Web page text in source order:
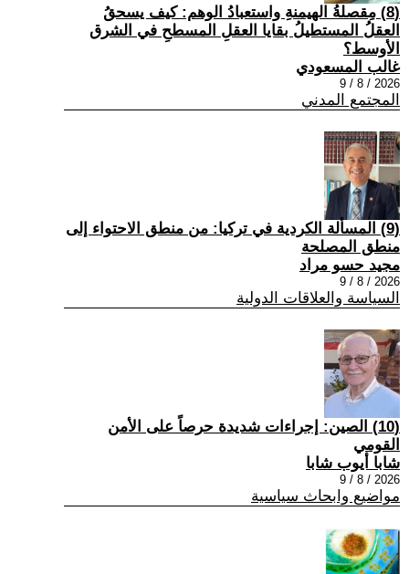
(8) مِقصلةُ الهيمنةِ واستعبادُ الوهم: كيف يسحقُ
العقلُ المستطيلُ بقايا العقلِ المسطحِ في الشرق
الأوسط؟
غالب المسعودي
2026 / 8 / 9
المجتمع المدني
(9) المسألة الكردية في تركيا: من منطق الاحتواء إلى
منطق المصلحة
مجيد حسو مراد
2026 / 8 / 9
السياسة والعلاقات الدولية
(10) الصين: إجراءات شديدة حرصاً على الأمن
القومي
شابا أيوب شابا
2026 / 8 / 9
مواضيع وابحاث سياسية